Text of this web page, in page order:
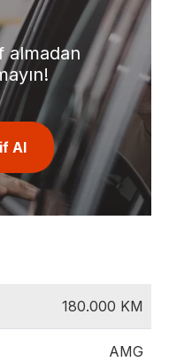
almadan
Al
180.000 KM
AMG